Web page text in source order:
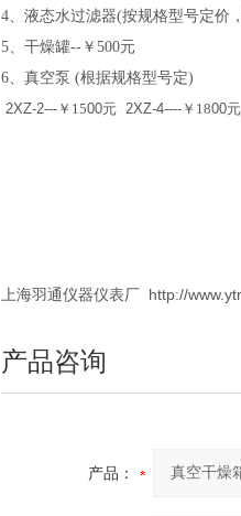
4、液态水过滤器(按规格型号定价
5、干燥罐-- ￥ 500元
6、真空泵 (根据规格型号定)
2XZ-2--- ￥ 1500元 2XZ-4---- ￥ 1800元
上海羽通仪器仪表厂 http://
产品咨询
产品：